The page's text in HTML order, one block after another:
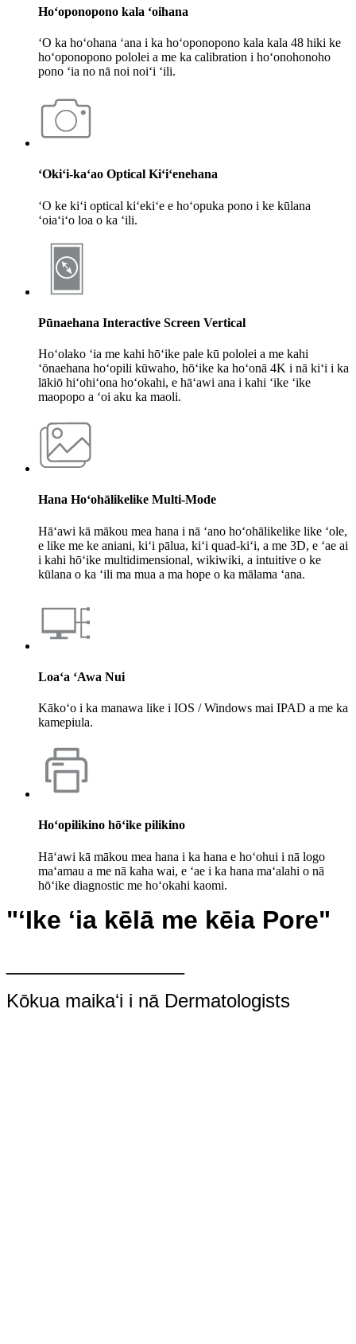
Hoʻoponopono kala ʻoihana
ʻO ka hoʻohana ʻana i ka hoʻoponopono kala kala 48 hiki ke
hoʻoponopono pololei a me ka calibration i hoʻonohonoho
pono ʻia no nā noi noiʻi ʻili.
ʻOkiʻi-kaʻao Optical Kiʻiʻenehana
ʻO ke kiʻi optical kiʻekiʻe e hoʻopuka pono i ke kūlana
ʻoiaʻiʻo loa o ka ʻili.
Pūnaehana Interactive Screen Vertical
Hoʻolako ʻia me kahi hōʻike pale kū pololei a me kahi
ʻōnaehana hoʻopili kūwaho, hōʻike ka hoʻonā 4K i nā kiʻi i ka
lākiō hiʻohiʻona hoʻokahi, e hāʻawi ana i kahi ʻike ʻike
maopopo a ʻoi aku ka maoli.
Hana Hoʻohālikelike Multi-Mode
Hāʻawi kā mākou mea hana i nā ʻano hoʻohālikelike like ʻole,
e like me ke aniani, kiʻi pālua, kiʻi quad-kiʻi, a me 3D, e ʻae ai
i kahi hōʻike multidimensional, wikiwiki, a intuitive o ke
kūlana o ka ʻili ma mua a ma hope o ka mālama ʻana.
Loaʻa ʻAwa Nui
Kākoʻo i ka manawa like i IOS / Windows mai IPAD a me ka
kamepiula.
Hoʻopilikino hōʻike pilikino
Hāʻawi kā mākou mea hana i ka hana e hoʻohui i nā logo
maʻamau a me nā kaha wai, e ʻae i ka hana maʻalahi o nā
hōʻike diagnostic me hoʻokahi kaomi.
"ʻIke ʻia kēlā me kēia Pore"
Kōkua maikaʻi i nā Dermatologists